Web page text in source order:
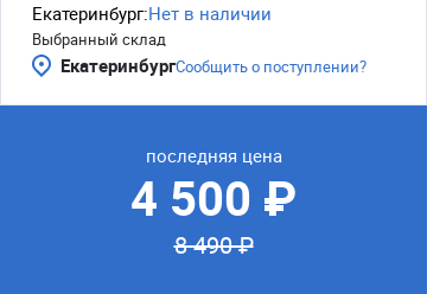
Екатеринбург:Нет в наличии
Выбранный склад
ЕкатеринбургСообщить о поступлении?
последняя цена
4 500 ₽
8 490 ₽